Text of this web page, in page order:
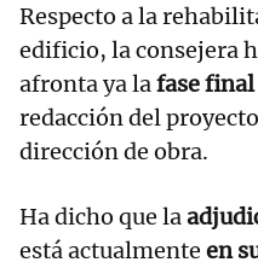
Respecto a la
edificio, la consejera
afronta ya lafase
redacción del
dirección de obra.
Ha dicho que la
está actualmente en